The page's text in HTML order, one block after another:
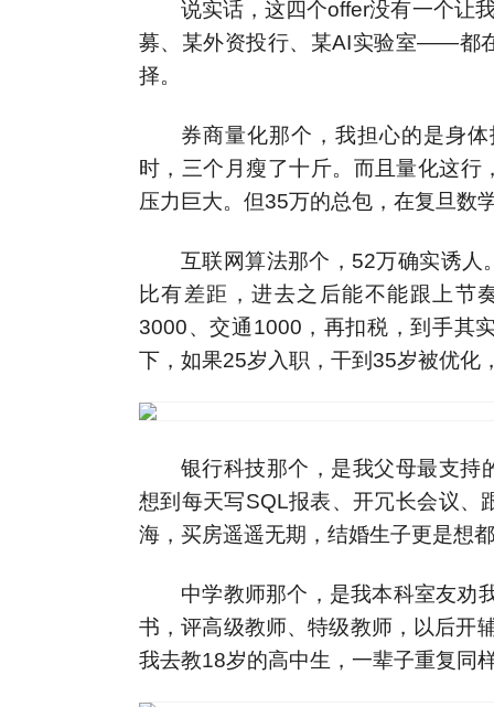
说实话，这四个offer没有一个
募、某外资投行、某AI实验室——都
择。
券商量化那个，我担心的是身
时，三个月瘦了十斤。而且量化这
压力巨大。但35万的总包，在复旦数
互联网算法那个，52万确实诱人
比有差距，进去之后能不能跟上节
3000、交通1000，再扣税，到手
下，如果25岁入职，干到35岁被优化
银行科技那个，是我父母最支持
想到每天写SQL报表、开冗长会议、
海，买房遥遥无期，结婚生子更是想
中学教师那个，是我本科室友劝
书，评高级教师、特级教师，以后开
我去教18岁的高中生，一辈子重复同